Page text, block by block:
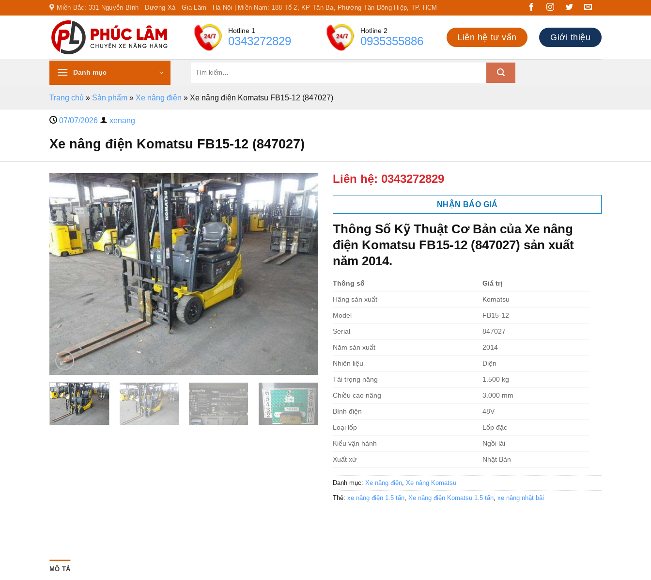
to
Miền Bắc: 331 Nguyễn Bình - Dương Xá - Gia Lâm - Hà Nội | Miền Nam: 188 Tổ 2, KP Tân Ba, Phường Tân Đông Hiệp, TP. HCM
Hotline 1
0343272829
Hotline 2
0935355886 Liên hệ tư vấn Giới thiệu
Danh mục
kiếm:
Trang chủ » Sản phẩm » Xe nâng điện » Xe nâng điện Komatsu FB15-12 (847027)
07/07/2026 xenang
Xe nâng điện Komatsu FB15-12 (847027)
Liên hệ: 0343272829
NHẬN BÁO GIÁ
Thông Số Kỹ Thuật Cơ Bản của Xe nâng
điện Komatsu FB15-12 (847027) sản xuất
năm 2014.
Thông số Giá trị
Hãng sản xuất Komatsu
Model FB15-12
Serial 847027
Năm sản xuất 2014
Nhiên liệu Điện
Tải trọng nâng 1.500 kg
Chiều cao nâng 3.000 mm
Bình điện 48V
Loại lốp Lốp đặc
Kiểu vận hành Ngồi lái
Xuất xứ Nhật Bản
Danh mục: Xe nâng điện, Xe nâng Komatsu
Thẻ: xe nâng điện 1.5 tấn, Xe nâng điện Komatsu 1.5 tấn, xe nâng nhật bãi
MÔ TẢ